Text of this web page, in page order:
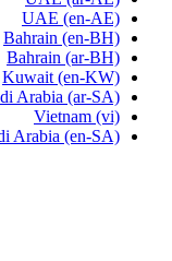
UAE (en-AE)
Bahrain (en-BH)
Bahrain (ar-BH)
Kuwait (en-KW)
Arabia (ar-SA)
Vietnam (vi)
Arabia (en-SA)